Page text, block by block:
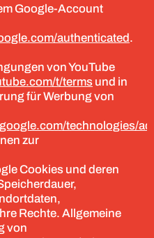
Google-Account
authenticated.
von YouTube
t/terms und in
für Werbung von
technologies/
zur
Cookies und deren
Rechte. Allgemeine
von